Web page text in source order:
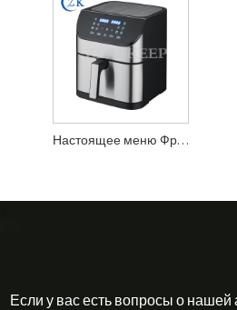
Настоящее меню Фритюрница большой емкости
Если у вас есть вопросы о